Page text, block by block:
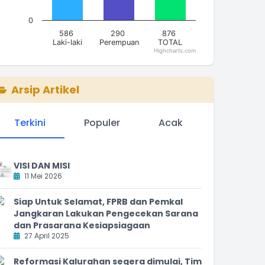
586
Laki-laki
290
Perempuan
876
TOTAL
0
Highcharts.com
Arsip Artikel
Terkini Populer Acak
VISI DAN MISI
11 Mei 2026
Siap Untuk Selamat, FPRB dan Pemkal
Jangkaran Lakukan Pengecekan Sarana
dan Prasarana Kesiapsiagaan
27 April 2025
Reformasi Kalurahan segera dimulai, Tim